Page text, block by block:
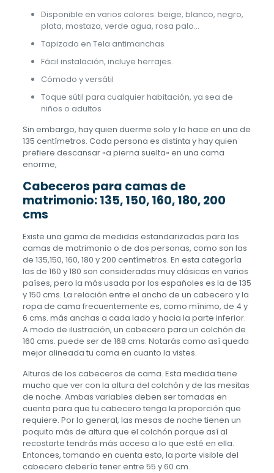
Disponible en varios colores: beige, blanco, negro,
plata, mostaza, verde agua, rosa palo…
Tapizado en Tela antimanchas
Fácil instalación, incluye herrajes.
Cómodo y versátil
Toque sútil para cualquier habitación, ya sea de
niños o adultos
Sin embargo, hay quien duerme solo y lo hace en una de
135 centímetros. Cada persona es distinta y hay quien
prefiere descansar «a pierna suelta» en una cama
enorme,
Cabeceros para camas de
matrimonio: 135, 150, 160, 180, 200
cms
Existe una gama de medidas estandarizadas para las
camas de matrimonio o de dos personas, como son las
de 135,150, 160, 180 y 200 centímetros. En esta categoría
las de 160 y 180 son consideradas muy clásicas en varios
países, pero la más usada por los españoles es la de 135
y 150 cms. La relación entre el ancho de un cabecero y la
ropa de cama frecuentemente es, como mínimo, de 4 y
6 cms. más anchas a cada lado y hacia la parte inferior.
A modo de ilustración, un cabecero para un colchón de
160 cms. puede ser de 168 cms. Notarás como así queda
mejor alineada tu cama en cuanto la vistes.
Alturas de los cabeceros de cama. Esta medida tiene
mucho que ver con la altura del colchón y de las mesitas
de noche. Ambas variables deben ser tomadas en
cuenta para que tu cabecero tenga la proporción que
requiere. Por lo general, las mesas de noche tienen un
poquito más de altura que el colchón porque así al
recostarte tendrás más acceso a lo que esté en ella.
Entonces, tomando en cuenta esto, la parte visible del
cabecero debería tener entre 55 y 60 cm.